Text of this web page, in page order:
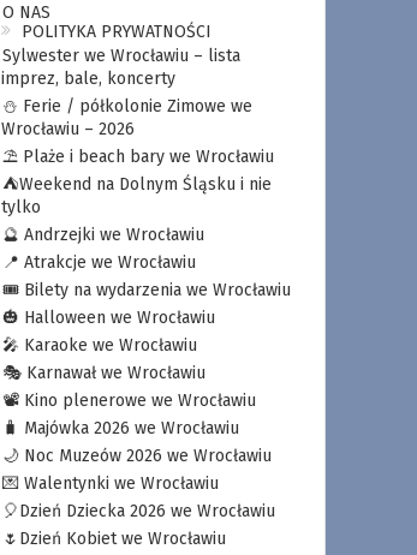
O NAS
POLITYKA PRYWATNOŚCI
Sylwester we Wrocławiu – lista
imprez, bale, koncerty
⛄️ Ferie / półkolonie Zimowe we
Wrocławiu – 2026
⛱️ Plaże i beach bary we Wrocławiu
⛺️Weekend na Dolnym Śląsku i nie
tylko
🔮 Andrzejki we Wrocławiu
📍 Atrakcje we Wrocławiu
🎟️ Bilety na wydarzenia we Wrocławiu
🎃 Halloween we Wrocławiu
🎤 Karaoke we Wrocławiu
🎭 Karnawał we Wrocławiu
📽️ Kino plenerowe we Wrocławiu
🧳 Majówka 2026 we Wrocławiu
🌙 Noc Muzeów 2026 we Wrocławiu
💌 Walentynki we Wrocławiu
🎈Dzień Dziecka 2026 we Wrocławiu
🌷Dzień Kobiet we Wrocławiu